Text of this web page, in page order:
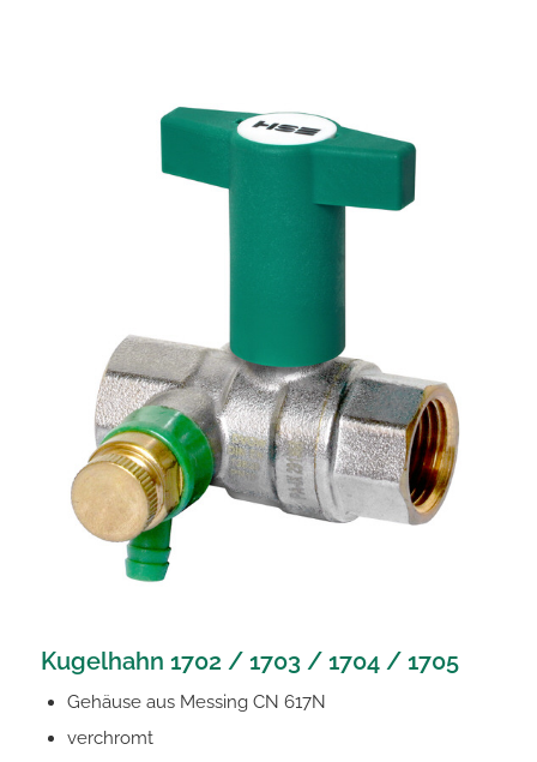
Kugelhahn 1702 / 1703 / 1704 / 1705
Gehäuse aus Messing CN 617N
verchromt